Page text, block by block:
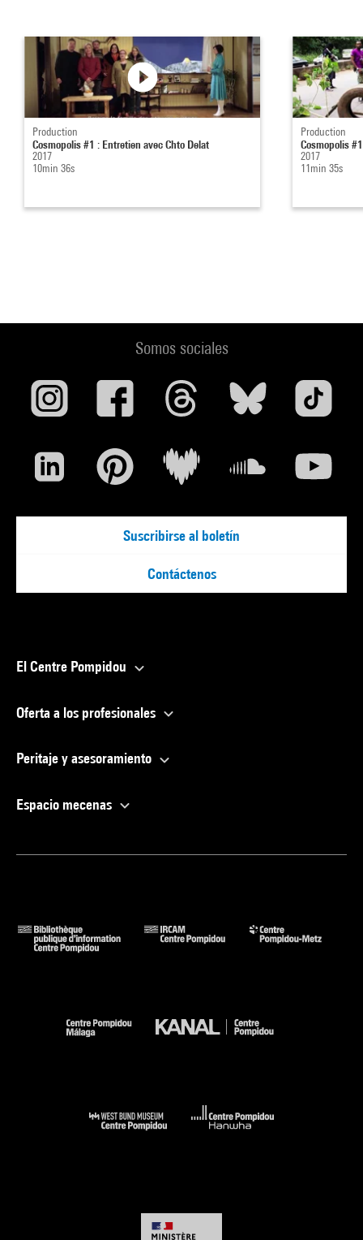
Production
Cosmopolis #1 : Entretien avec Chto Delat
2017
10min 36s
Production
Cosmopolis
2017
11min 35s
Somos sociales
Suscribirse al boletín
Contáctenos
El Centre Pompidou
Oferta a los profesionales
Peritaje y asesoramiento
Espacio mecenas